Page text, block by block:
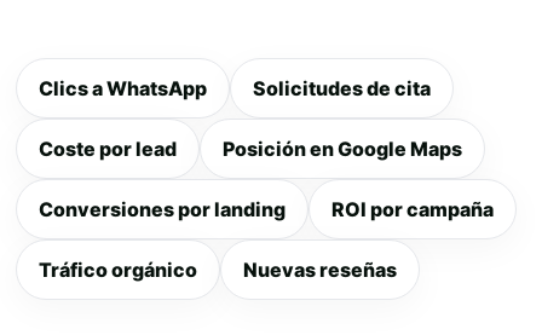
Clics a WhatsApp Solicitudes de cita
Coste por lead Posición en Google Maps
Conversiones por landing ROI por campaña
Tráfico orgánico Nuevas reseñas